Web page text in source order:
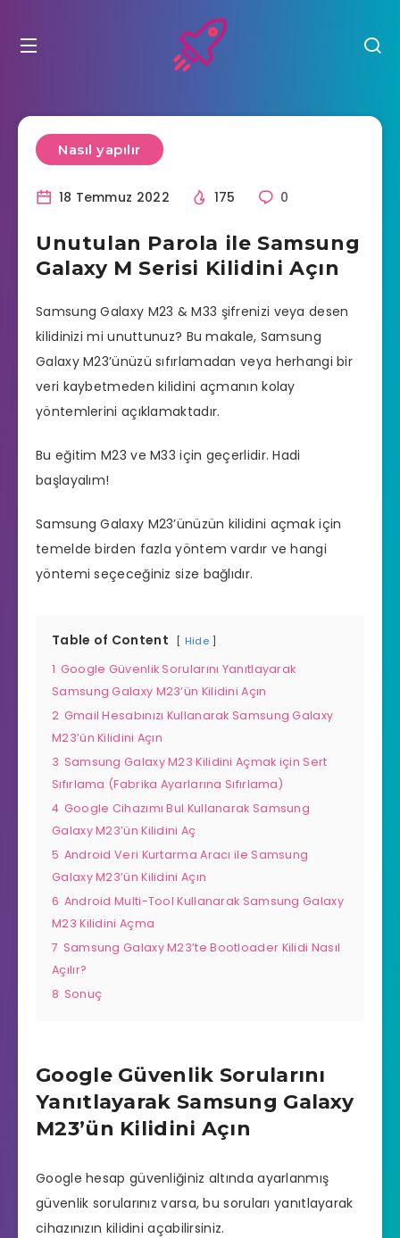
Nasıl yapılır
18 Temmuz 2022 175 0
Unutulan Parola ile Samsung
Galaxy M Serisi Kilidini Açın
Samsung Galaxy M23 & M33 şifrenizi veya desen
kilidinizi mi unuttunuz? Bu makale, Samsung
Galaxy M23’ünüzü sıfırlamadan veya herhangi bir
veri kaybetmeden kilidini açmanın kolay
yöntemlerini açıklamaktadır.
Bu eğitim M23 ve M33 için geçerlidir. Hadi
başlayalım!
Samsung Galaxy M23’ünüzün kilidini açmak için
temelde birden fazla yöntem vardır ve hangi
yöntemi seçeceğiniz size bağlıdır.
Table of Content Hide
1 Google Güvenlik Sorularını Yanıtlayarak
Samsung Galaxy M23’ün Kilidini Açın
2 Gmail Hesabınızı Kullanarak Samsung Galaxy
M23’ün Kilidini Açın
3 Samsung Galaxy M23 Kilidini Açmak için Sert
Sıfırlama (Fabrika Ayarlarına Sıfırlama)
4 Google Cihazımı Bul Kullanarak Samsung
Galaxy M23’ün Kilidini Aç
5 Android Veri Kurtarma Aracı ile Samsung
Galaxy M23’ün Kilidini Açın
6 Android Multi-Tool Kullanarak Samsung Galaxy
M23 Kilidini Açma
7 Samsung Galaxy M23’te Bootloader Kilidi Nasıl
Açılır?
8 Sonuç
Google Güvenlik Sorularını
Yanıtlayarak Samsung Galaxy
M23’ün Kilidini Açın
Google hesap güvenliğiniz altında ayarlanmış
güvenlik sorularınız varsa, bu soruları yanıtlayarak
cihazınızın kilidini açabilirsiniz.